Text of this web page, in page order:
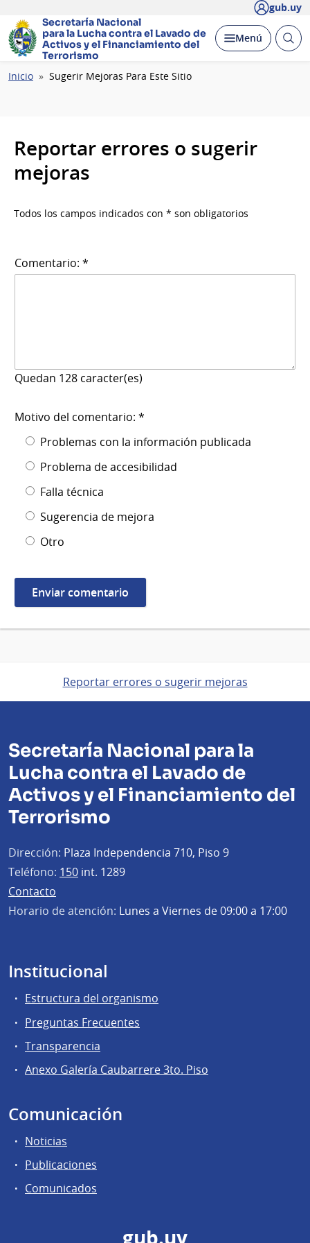
gub.uy
Secretaría Nacional
para la Lucha contra el Lavado de
Activos y el Financiamiento del
Terrorismo
Desplegar
Menú Abrir
Ruta
Inicio Sugerir Mejoras Para Este Sitio
Reportar errores o sugerir
mejoras
Todos los campos indicados con * son obligatorios
Comentario: *
Quedan 128 caracter(es)
Motivo del comentario: *
Problemas con la información publicada
Problema de accesibilidad
Falla técnica
Sugerencia de mejora
Otro
Reportar errores o sugerir mejoras
Secretaría Nacional para la
Lucha contra el Lavado de
Activos y el Financiamiento del
Terrorismo
Dirección: Plaza Independencia 710, Piso 9
Teléfono: 150 int. 1289
Contacto
Horario de atención: Lunes a Viernes de 09:00 a 17:00
Institucional
Estructura del organismo
Preguntas Frecuentes
Transparencia
Anexo Galería Caubarrere 3to. Piso
Comunicación
Noticias
Publicaciones
Comunicados